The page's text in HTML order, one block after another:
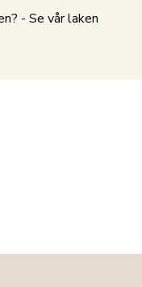
- Se vår laken